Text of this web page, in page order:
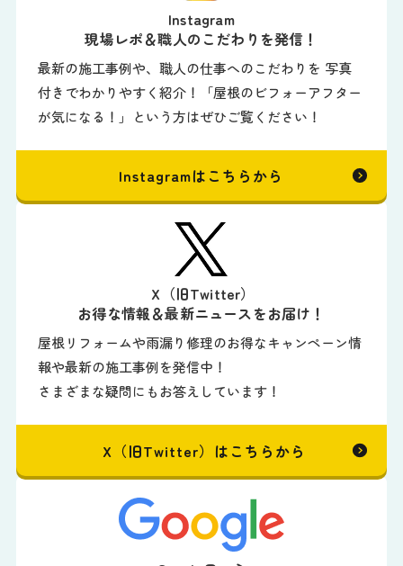
Instagram
現場レポ＆職人のこだわりを発信！
最新の施工事例や、職人の仕事へのこだわりを 写真
付きでわかりやすく紹介！「屋根のビフォーアフター
が気になる！」という方はぜひご覧ください！
Instagramはこちらから
X（旧Twitter）
お得な情報＆最新ニュースをお届け！
屋根リフォームや雨漏り修理のお得なキャンペーン情
報や最新の施工事例を発信中！
さまざまな疑問にもお答えしています！
X（旧Twitter）はこちらから